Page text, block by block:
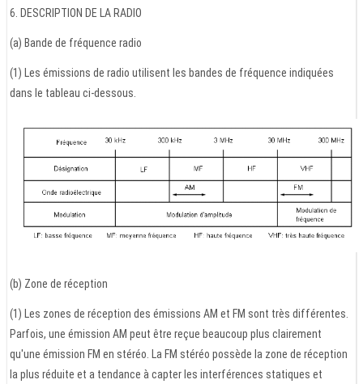
6. DESCRIPTION DE LA RADIO
(a) Bande de fréquence radio
(1) Les émissions de radio utilisent les bandes de fréquence indiquées
dans le tableau ci-dessous.
(b) Zone de réception
(1) Les zones de réception des émissions AM et FM sont très différentes.
Parfois, une émission AM peut être reçue beaucoup plus clairement
qu'une émission FM en stéréo. La FM stéréo possède la zone de réception
la plus réduite et a tendance à capter les interférences statiques et